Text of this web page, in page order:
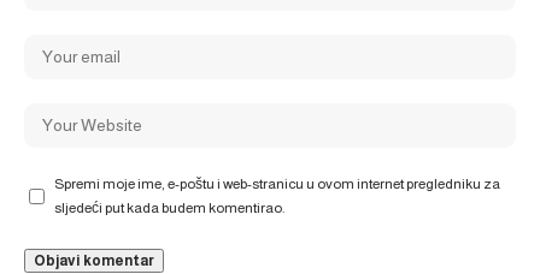
Spremi moje ime, e-poštu i web-stranicu u ovom internet pregledniku za
sljedeći put kada budem komentirao.